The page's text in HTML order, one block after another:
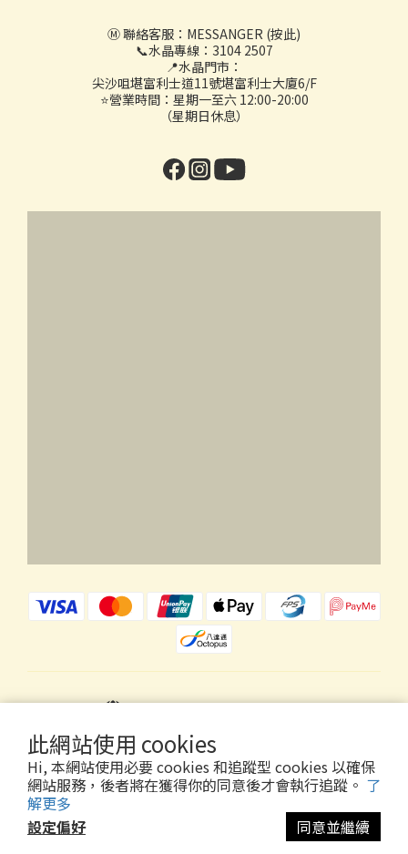
此網站使用 cookies
Hi, 本網站使用必要 cookies 和追蹤型 cookies 以確保
網站服務，後者將在獲得你的同意後才會執行追蹤。 了
解更多
設定偏好
同意並繼續
立即購買
Ⓜ️ 聯絡客服： MESSANGER (按此)
📞水晶專線：3104 2507
📍水晶門市：
尖沙咀堪富利士道11號堪富利士大廈6/F
⭐營業時間：星期一至六 12:00-20:00
（星期日休息）
$HKD 繁體中文